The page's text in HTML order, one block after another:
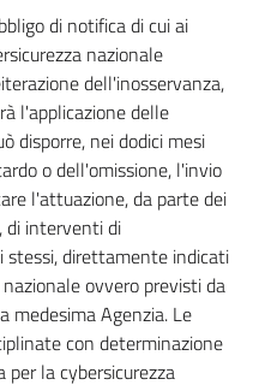
di notifica di cui ai
nazionale
dell'inosservanza,
l'applicazione delle
disporre, nei dodici mesi
o dell'omissione, l'invio
l'attuazione, da parte dei
di interventi di
stessi, direttamente indicati
ovvero previsti da
medesima Agenzia. Le
con determinazione
la cybersicurezza